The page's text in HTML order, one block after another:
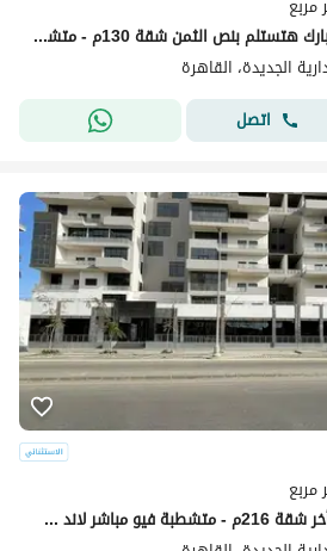
أستثمارك مضمون مع جادي بارك هتستلم بنص الثمن شقة 130م - متشطبة - بفيو مباشر ع البرج الايقوني - بخصم 50% عالسعر فأغتنم الفرصة الان - jade park
اتصل
بأرخص سعر ممكن هتستلم أخر شقة 216م - متشطبة فيو مباشر لاند سكيب بخصم ٥٠٪؜ عالسعر فقط ف جادي بارك ال r3